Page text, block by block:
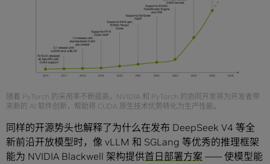
随着 PyTorch 的采用率不断提高，NVIDIA 和 PyTorch 的协同开发将为开发者带
来新的 AI 软件创新，帮助将 CUDA 原生技术优势转化为生产性能。
同样的开源势头也解释了为什么在发布 DeepSeek V4 等全
新前沿开放模型时，像 vLLM 和 SGLang 等优秀的推理框架
能为 NVIDIA Blackwell 架构提供首日部署方案 —— 使模型能